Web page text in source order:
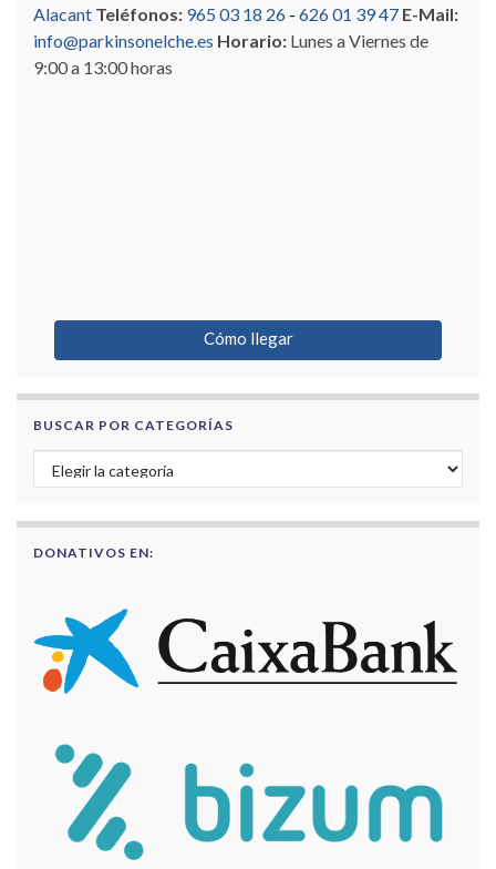
Alacant Teléfonos: 965 03 18 26 - 626 01 39 47 E-Mail:
info@parkinsonelche.es Horario: Lunes a Viernes de
9:00 a 13:00 horas
Cómo llegar
BUSCAR POR CATEGORÍAS
Buscar por categorías
DONATIVOS EN: